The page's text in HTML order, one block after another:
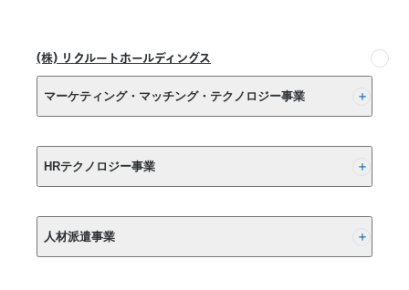
ク
シ
VisualCreation』
ち
機
能
ン
ン
の
ご
(株) リクルートホールディングス
マーケティング・マッチング・テクノロジー事業
(株) リクルート
HRテクノロジー事業
(株) インディードリクルートパートナーズ
人材派遣事業